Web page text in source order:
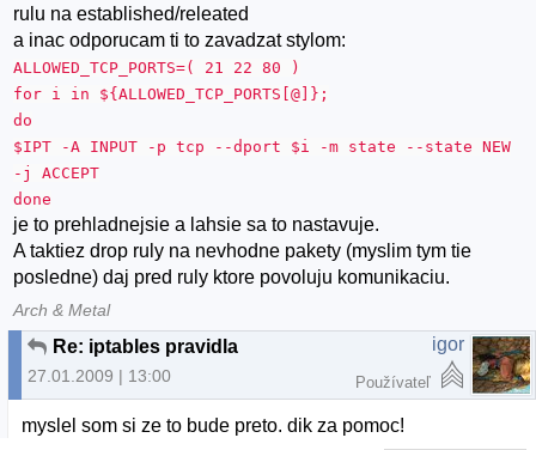
rulu na established/releated
a inac odporucam ti to zavadzat stylom:
ALLOWED_TCP_PORTS=( 21 22 80 )
for i in ${ALLOWED_TCP_PORTS[@]};
do
$IPT -A INPUT -p tcp --dport $i -m state --state NEW
-j ACCEPT
done
je to prehladnejsie a lahsie sa to nastavuje.
A taktiez drop ruly na nevhodne pakety (myslim tym tie
posledne) daj pred ruly ktore povoluju komunikaciu.
Arch & Metal
Re: iptables pravidla
27.01.2009 | 13:00
igor
Používateľ
myslel som si ze to bude preto. dik za pomoc!